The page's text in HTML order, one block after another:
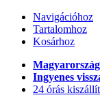
Navigációhoz
Tartalomhoz
Kosárhoz
Ingyenes
24 órás